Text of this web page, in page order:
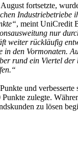
fortsetzte,
Industriebetriebe
, meint UniCredit
nur
weiter rückläufig
den Vormonaten.
rund ein Viertel
und
zulegte.
zu lösen